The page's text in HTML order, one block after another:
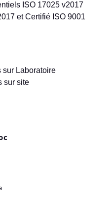
ISO 17025 v2017
et Certifié ISO 9001
sur Laboratoire
sur site